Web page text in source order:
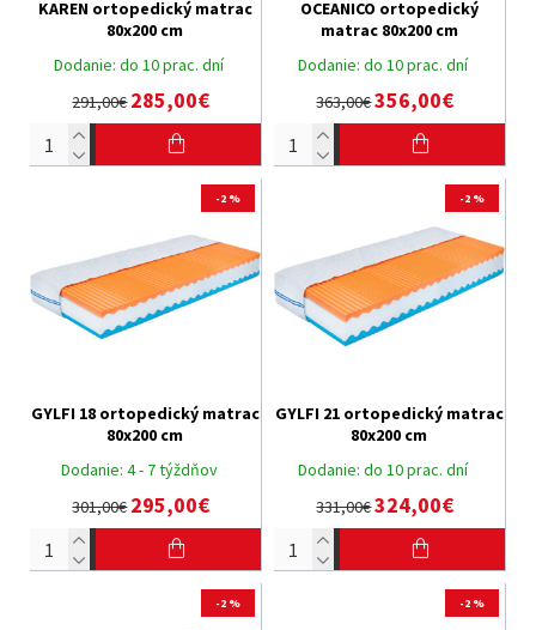
Dodanie: do 10 prac. dní
KAREN ortopedický matrac
80x200 cm
291,00€285,00€
Dodanie: do 10 prac. dní
OCEANICO ortopedický
matrac 80x200 cm
363,00€356,00€
-2 %
Dodanie: 4 - 7 týždňov
GYLFI 18 ortopedický matrac
80x200 cm
301,00€295,00€
-2 %
Dodanie: do 10 prac. dní
GYLFI 21 ortopedický matrac
80x200 cm
331,00€324,00€
-2 % -2 %